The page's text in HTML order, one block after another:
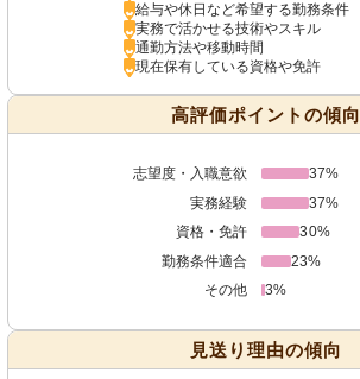
給与や休日など希望する勤務条件
実務で活かせる技術やスキル
通勤方法や移動時間
現在保有している資格や免許
高評価ポイントの傾向
志望度・入職意欲
37%
実務経験
37%
資格・免許
30%
勤務条件適合
23%
その他
3%
見送り理由の傾向